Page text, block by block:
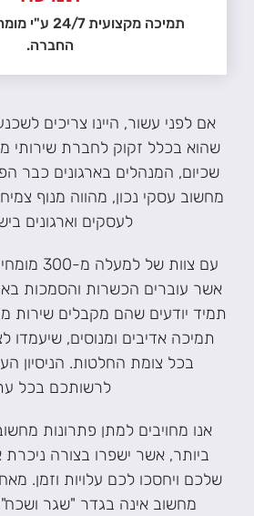
תמיכה
החברה.
אם לפני עשור, היינו צריכים
שהוא בכלל זקוק לחברת שירותי
שכיום, המנהלים בארגונים כבר
מחשוב עסקי נכון, מהווה מנוף
לעסקים וארגונים
עם צוות
אשר עוברים הכשרות והסמכות
תמיד יודעים שהם מקבלים שירות
תמיכה אדיבים ומנוסים, שיעמדו
בכל צומת החלטות. הניסיון
לרשותכם בכל
אנו מחויבים למתן פתרונות
ביותר, אשר ישפרו בצורה
שלכם ויחסכו לכם עלויות וזמן.
מחשוב אינה בגדר "שגר